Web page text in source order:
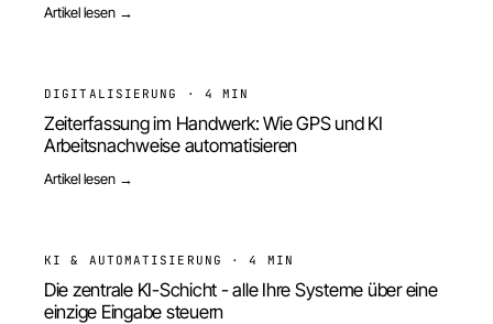
Artikel lesen →
DIGITALISIERUNG · 4 MIN
Zeiterfassung im Handwerk: Wie GPS und KI
Arbeitsnachweise automatisieren
Artikel lesen →
KI & AUTOMATISIERUNG ·4 MIN
Die zentrale KI-Schicht - alle Ihre Systeme über eine
einzige Eingabe steuern